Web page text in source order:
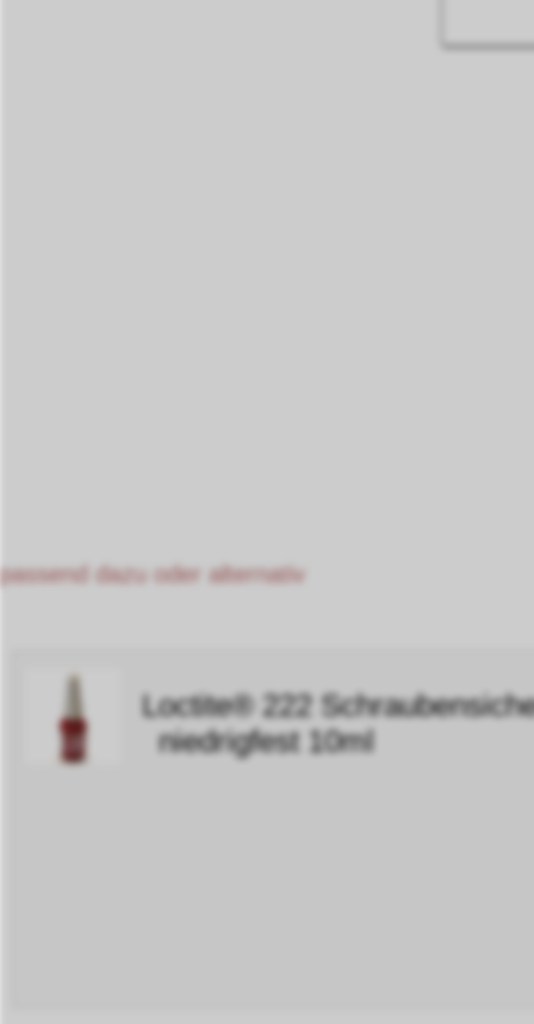
passend dazu oder alternativ
Loctite® 222
niedrigfest 10ml